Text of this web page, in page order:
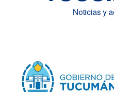
Noticias y